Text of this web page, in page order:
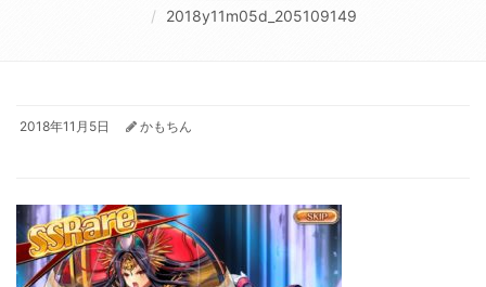
2018y11m05d_205109149
2018年11月5日 かもちん